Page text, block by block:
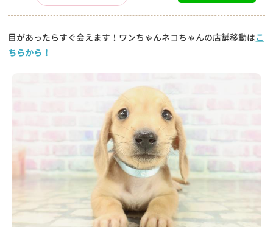
目があったらすぐ会えます！ワンちゃんネコちゃんの店舗移動はこ
ちらから！